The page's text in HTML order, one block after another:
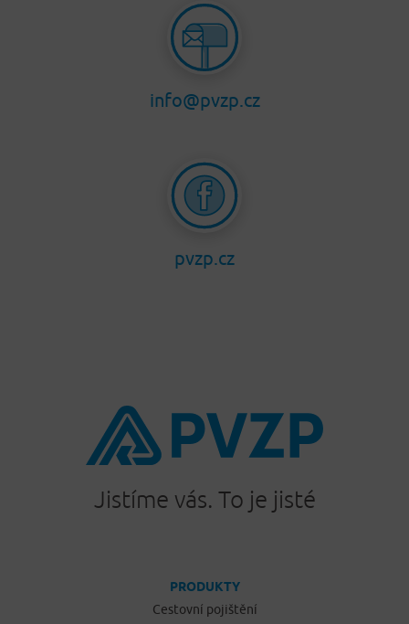
info@pvzp.cz
pvzp.cz
Jistíme vás. To je jisté
PRODUKTY
Cestovní pojištění